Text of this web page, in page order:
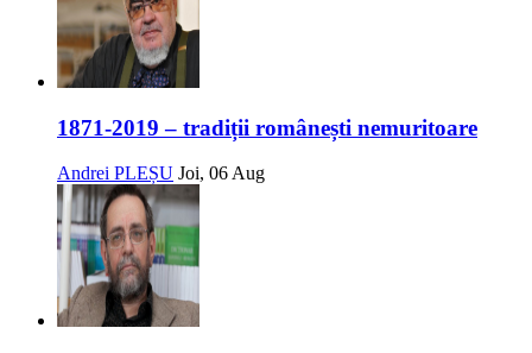
1871-2019 – tradiții românești nemuritoare
Andrei PLEȘU Joi, 06 Aug